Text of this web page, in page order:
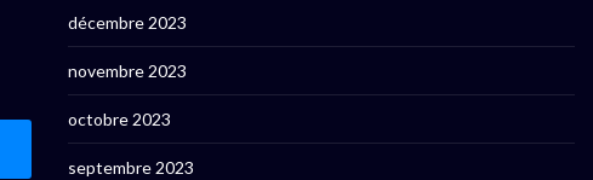
décembre 2023
novembre 2023
octobre 2023
septembre 2023